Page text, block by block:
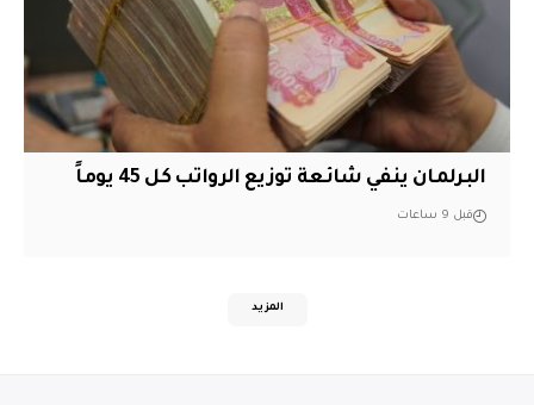
البرلمان ينفي شائعة توزيع الرواتب كل 45 يوماً
قبل 9 ساعات
المزيد